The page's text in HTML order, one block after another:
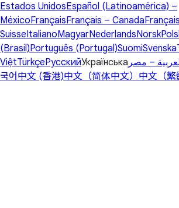
Estados UnidosEspañol (Latinoamérica) –
MéxicoFrançaisFrançais – Canada
SuisseItalianoMagyarNederlandsNorsk
(Brasil)Português (Portugal)SuomiSvenska
ViệtTürkçeРусскийУкраїнська – مصر
국어 中文 (香港)中文（简体中文） 中文（繁